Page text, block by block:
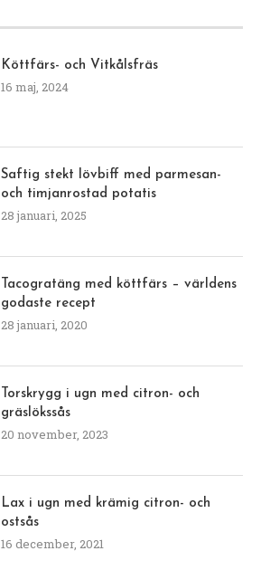
Köttfärs- och Vitkålsfräs
16 maj, 2024
Saftig stekt lövbiff med parmesan-
och timjanrostad potatis
28 januari, 2025
Tacogratäng med köttfärs – världens
godaste recept
28 januari, 2020
Torskrygg i ugn med citron- och
gräslökssås
20 november, 2023
Lax i ugn med krämig citron- och
ostsås
16 december, 2021